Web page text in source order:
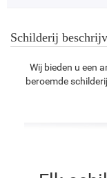
Schilderij
Wij bieden u een
beroemde